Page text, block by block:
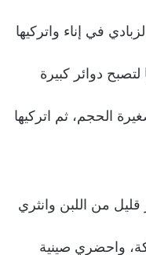
في إناء واتركيها
دوائر كبيرة
الحجم، ثم اتركيها
قليل من اللبن وانثري
واحضري صينية